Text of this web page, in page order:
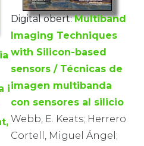
i
Digital obert: Multiband
Imaging Techniques
with Silicon-based
sensors / Técnicas de
imagen multibanda
con sensores al silicio
Webb, E. Keats; Herrero
Cortell, Miguel Ángel;